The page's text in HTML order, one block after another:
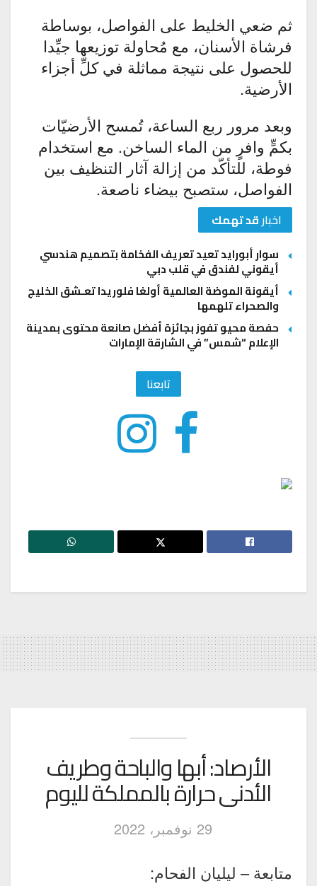
ثم ضعي الخليط على الفواصل، بوساطة
فرشاة الأسنان، مع مُحاولة توزيعها جيِّدا
للحصول على نتيجة مماثلة في كلِّ أجزاء
الأرضية.
وبعد مرور ربع الساعة، تُمسح الأرضيّات
بكمٍّ وافرٍ من الماء الساخن. مع استخدام
فوطة، للتأكّد من إزالة آثار التنظيف بين
الفواصل، ستصبح بيضاء ناصعة.
اخبارقد تهمك
سوار أبورايد تعيد تعريف الفخامة بتصميم هندسي
أيقوني لفندق في قلب دبي
أيقونة الموضة العالمية أولغا فلوريدا تعـشق الخليج
والصحراء تلهمها
حفصة محيو تفوز بجائزة أفضل صانعة محتوى بمدينة
الإعلام “شمس” في الشارقة الإمارات
تابعنا
الأرصاد: أبها والباحة وطريف
الأدنى حرارة بالمملكة لليوم
29 نوفمبر، 2022
متابعة – ليليان الفحام: